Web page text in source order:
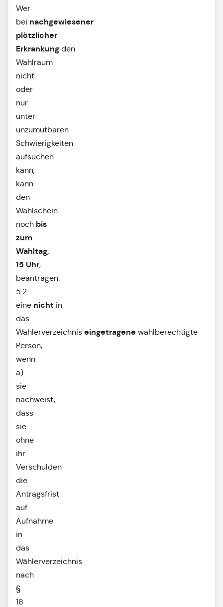
Wer
bei nachgewiesener
plötzlicher
Erkrankung den
Wahlraum
nicht
oder
nur
unter
unzumutbaren
Schwierigkeiten
aufsuchen
kann,
kann
den
Wahlschein
noch bis
zum
Wahltag,
15 Uhr,
beantragen.
5.2
eine nicht in
das
Wählerverzeichnis eingetragene wahlberechtigte
Person,
wenn
a)
sie
nachweist,
dass
sie
ohne
ihr
Verschulden
die
Antragsfrist
auf
Aufnahme
in
das
Wählerverzeichnis
nach
§
18